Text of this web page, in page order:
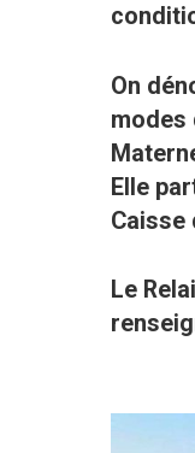
On
modes
Elle
Caisse
Le